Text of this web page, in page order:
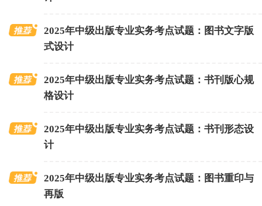
2025年中级出版专业实务考点试题：图书文字版
式设计
2025年中级出版专业实务考点试题：书刊版心规
格设计
2025年中级出版专业实务考点试题：书刊形态设
计
2025年中级出版专业实务考点试题：图书重印与
再版